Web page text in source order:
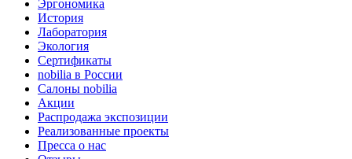
Эргономика
История
Лаборатория
Экология
Сертификаты
nobilia в России
Салоны nobilia
Акции
Распродажа экспозиции
Реализованные проекты
Пресса о нас